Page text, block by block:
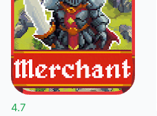
4.7